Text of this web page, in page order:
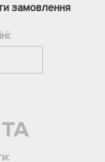
замовлення
Телеграм